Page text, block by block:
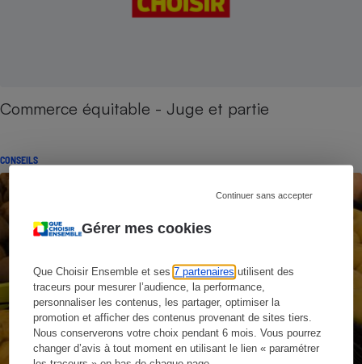
Gérer mes cookies
Que Choisir Ensemble et ses7 partenaires utilisent des
traceurs pour mesurer l’audience, la performance,
personnaliser les contenus, les partager, optimiser la
promotion et afficher des contenus provenant de sites tiers.
Nous conserverons votre choix pendant 6 mois. Vous pourrez
changer d’avis à tout moment en utilisant le lien « paramétrer
Continuer sans accepter
Commerce équitable - Juge et partie
CONSEILS